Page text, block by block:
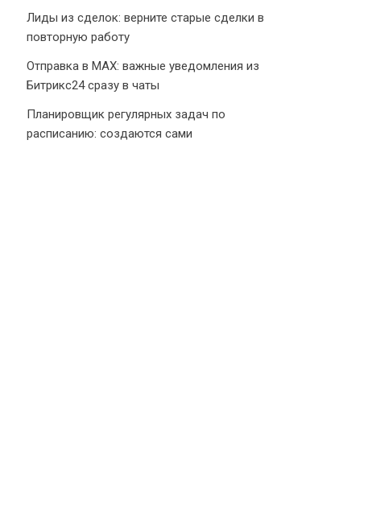
Лиды из сделок: верните старые сделки в
повторную работу
Отправка в MAX: важные уведомления из
Битрикс24 сразу в чаты
Планировщик регулярных задач по
расписанию: создаются сами